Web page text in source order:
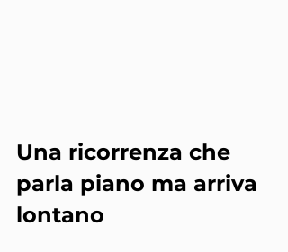
Una ricorrenza che
parla piano ma arriva
lontano